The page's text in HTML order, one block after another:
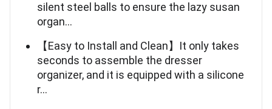
silent steel balls to ensure the lazy susan
organ…
【Easy to Install and Clean】It only takes
seconds to assemble the dresser
organizer, and it is equipped with a silicone
r…